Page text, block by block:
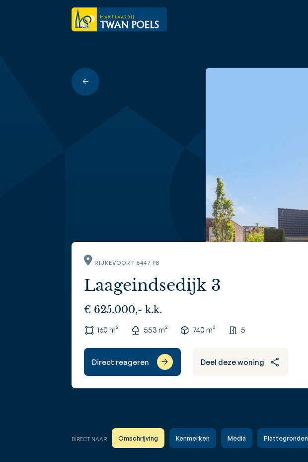
RIJKEVOORT 5447 PB
Laageindsedijk 3
€ 625.000,- k.k.
160 m² 553 m² 740 m³ 5
Direct reageren Deel deze woning
DIRECT NAAR Omschrijving Kenmerken Media Plattegronden